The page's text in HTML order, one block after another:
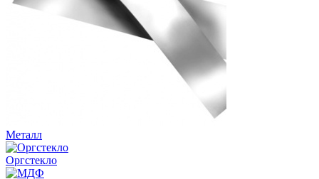
Металл
Оргстекло